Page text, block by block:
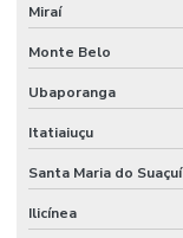
Miraí
Monte Belo
Ubaporanga
Itatiaiuçu
Santa Maria do Suaçuí
Ilicínea